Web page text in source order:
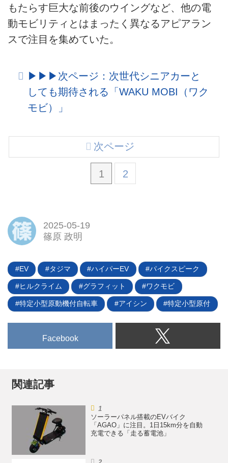
もたらす巨大な前後のウイングなど、他の電
動モビリティとはまったく異なるアピアラン
スで注目を集めていた。
▶︎▶︎▶︎次ページ：次世代シニアカーと
しても期待される「WAKU MOBI（ワク
モビ）」
1 2
次ページ
2025-05-19
篠原 政明
EV タジマ ハイパーEV パイクスピーク
ヒルクライム グラフィット ワクモビ
特定小型原動機付自転車 アイシン 特定小型原付
Facebook
関連記事
ソーラーパネル搭載のEVバイク
「AGAO」に注目。1日15km分を自動
充電できる「走る蓄電池」